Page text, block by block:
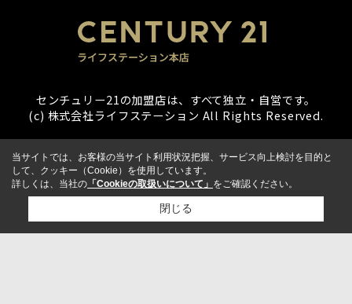
センチュリー21の加盟店は、すべて独立・自営です。
(c) 株式会社ライフステーション All Rights Reserved.
当サイトでは、お客様の当サイト利用状況把握、サービス向上検討を目的と
して、クッキー（Cookie）を使用しています。
詳しくは、当社の 「Cookieの取扱いについて」 をご確認ください。
閉じる